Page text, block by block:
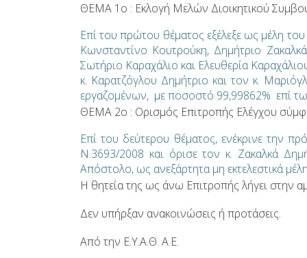
ΘΕΜΑ 1ο : Εκλογή Μελών Διοικητικού
Επί του πρώτου θέματος εξέλεξε ως μέλη
Κωνσταντίνο Κουτρούκη, Δημήτριο
Σωτήριο Καραχάλιο και Ελευθερία
κ. Καρατζόγλου Δημήτριο και τον κ.
εργαζομένων, με ποσοστό 99,99862% επί
ΘΕΜΑ 2ο : Ορισμός Επιτροπής Ελέγχου
Επί του δεύτερου θέματος, ενέκρινε την
Ν.3693/2008 και όρισε τον κ. Ζακαλκά
Απόστολο, ως ανεξάρτητα μη εκτελεστικά
Η θητεία της ως άνω Επιτροπής λήγει στην
Δεν υπήρξαν ανακοινώσεις ή προτάσεις.
Από την Ε.Υ.Α.Θ. Α.Ε.